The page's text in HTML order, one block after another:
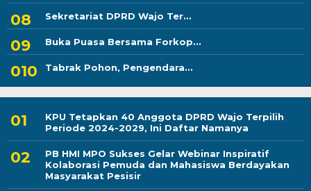
Sekretariat DPRD Wajo Ter...
Buka Puasa Bersama Forkop...
Tabrak Pohon, Pengendara...
KPU Tetapkan 40 Anggota DPRD Wajo Terpilih
Periode 2024-2029, Ini Daftar Namanya
PB HMI MPO Sukses Gelar Webinar Inspiratif
Kolaborasi Pemuda dan Mahasiswa Berdayakan
Masyarakat Pesisir